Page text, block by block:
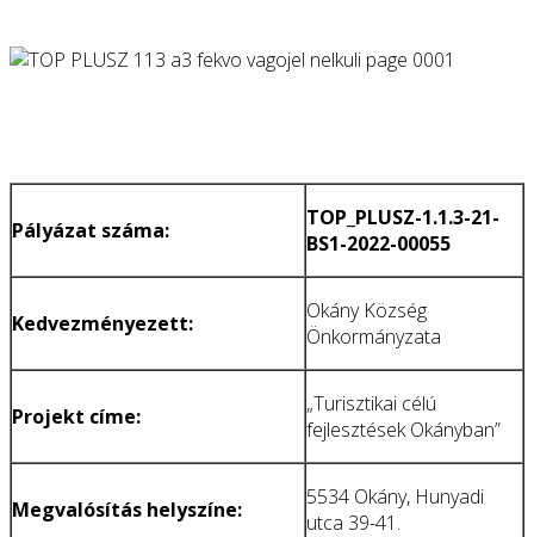
Pályázat száma:
TOP_PLUSZ-1.1.3-21-
BS1-2022-00055
Kedvezményezett:
Okány Község
Önkormányzata
Projekt címe:
„Turisztikai célú
fejlesztések Okányban”
Megvalósítás helyszíne:
5534 Okány, Hunyadi
utca 39-41.